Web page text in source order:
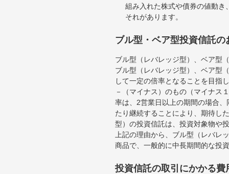
組み入れた株式や債券の値動
それがあります。
ブル型・ベア型投資信託
ブル型（レバレッジ型）、ベア型
ブル型（レバレッジ型）、ベア型
して一定の倍率となることを目指
－（マイナス）のもの（マイナス
率は、2営業日以上の期間の場合
たり継続することにより、期待し
型）の投資信託は、投資対象物や
上記の理由から、ブル型（レバレ
商品で、一般的に中長期間的な投
投資信託の取引にかかる費